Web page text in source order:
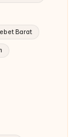
Barat